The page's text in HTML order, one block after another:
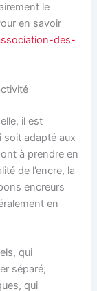
le
en savoir
des-
il est
soit adapté aux
à prendre en
de l’encre, la
encreurs
en
qui
séparé;
qui